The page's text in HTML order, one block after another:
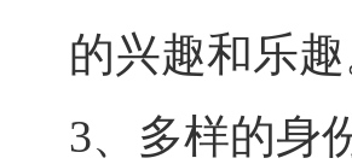
的兴趣和乐趣
3、多样的身